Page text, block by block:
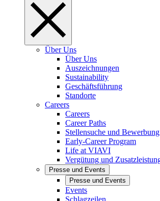
Über Uns
Über Uns
Auszeichnungen
Sustainability
Geschäftsführung
Standorte
Careers
Careers
Career Paths
Stellensuche und Bewerbung
Early-Career Program
Life at VIAVI
Vergütung und
Presse und Events
Presse und Events
Events